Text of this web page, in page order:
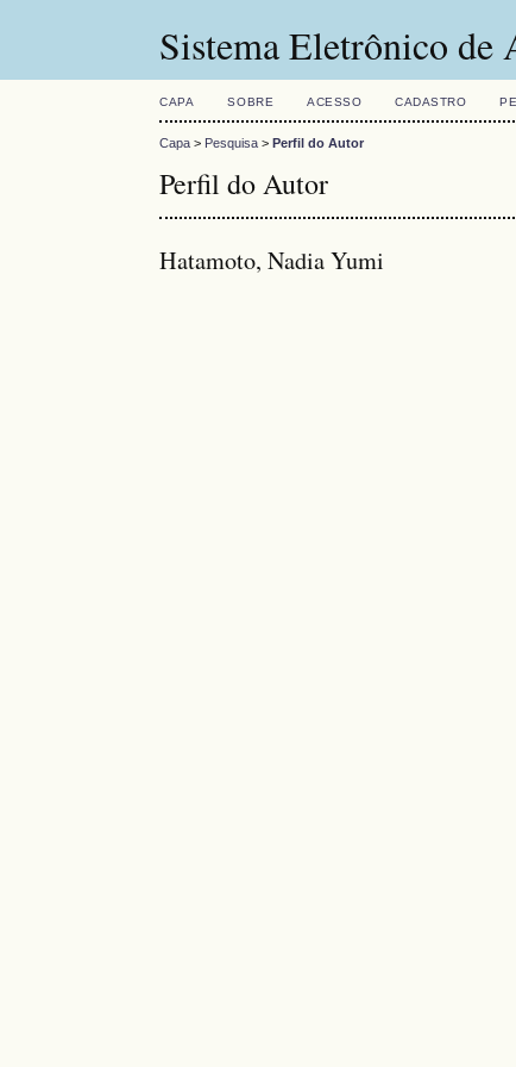
Sistema Eletrônico de
CAPA SOBRE ACESSO CADASTRO
Capa > Pesquisa >Perfil do Autor
Perfil do Autor
Hatamoto, Nadia Yumi